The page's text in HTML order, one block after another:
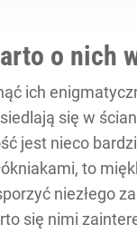
o nich
ich
się w
jest nieco
to
niezłego
się nimi